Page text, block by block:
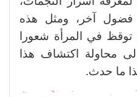
فضول آخر، ومثل هذه
توقظ في المرأة شعورا
محاولة اكتشاف هذا
ما حدث.